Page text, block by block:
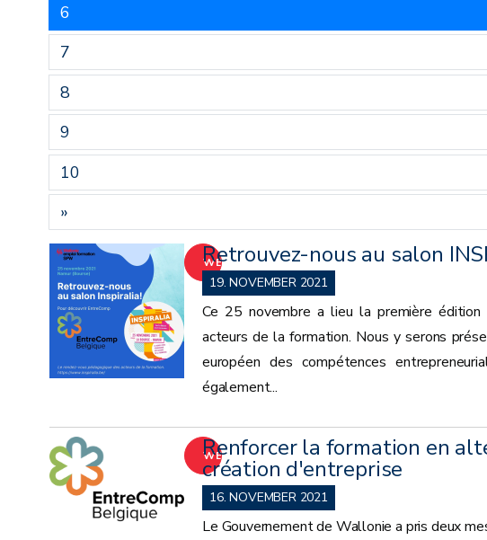
6
7
8
9
10
»
WEITER
Retrouvez-nous au salon
19. NOVEMBER 2021
Ce 25 novembre a lieu la première édition
acteurs de la formation. Nous y serons
européen des compétences
également...
WEITER
Renforcer la formation en
création d'entreprise
16. NOVEMBER 2021
Le Gouvernement de Wallonie a pris deux